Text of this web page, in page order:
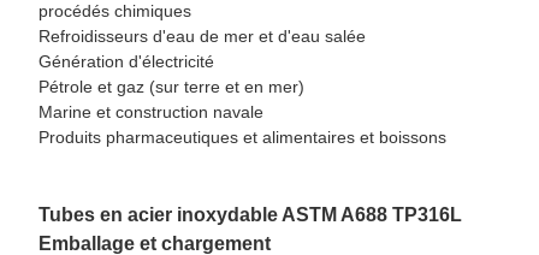
procédés chimiques
Refroidisseurs d'eau de mer et d'eau salée
Génération d'électricité
Pétrole et gaz (sur terre et en mer)
Marine et construction navale
Produits pharmaceutiques et alimentaires et boissons
Tubes en acier inoxydable ASTM A688 TP316L
Emballage et chargement